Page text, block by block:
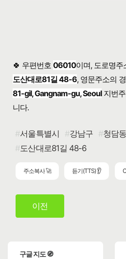
🍀 우편번호 06010이며, 도로명
도산대로81길 48-6, 영문주소의
81-gil, Gangnam-gu, Seoul지번
니다.
서울특별시 강남구
청담동
도산대로81길 48-6
주소복사 🚀 듣기(TTS) 👂
이전
구글 지도 🧭